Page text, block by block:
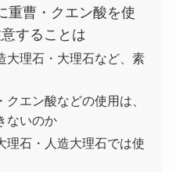
重曹・クエン酸を使
することは
大理石・大理石など、素
クエン酸などの使用は、
ないのか
理石・人造大理石では使